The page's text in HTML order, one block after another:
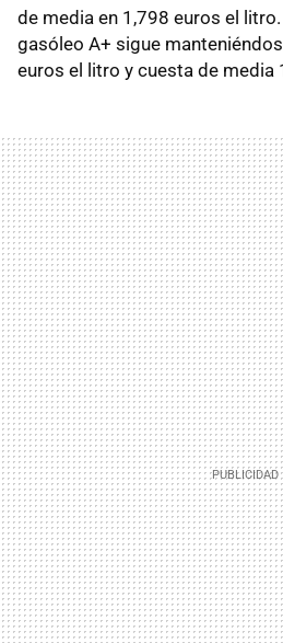
de media en 1,798 euros el
gasóleo A+ sigue
euros el litro y cuesta de media